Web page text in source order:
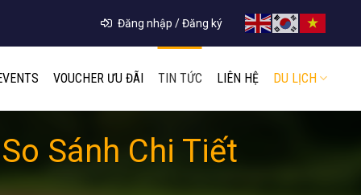
Đăng nhập / Đăng ký
VOUCHER ƯU ĐÃI TIN TỨC LIÊN HỆ DU LỊCH
Sánh Chi Tiết